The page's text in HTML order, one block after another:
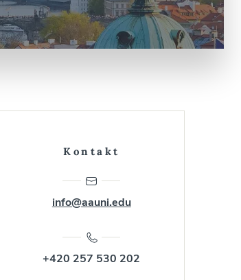
Kontakt
info@aauni.edu
+420 257 530 202